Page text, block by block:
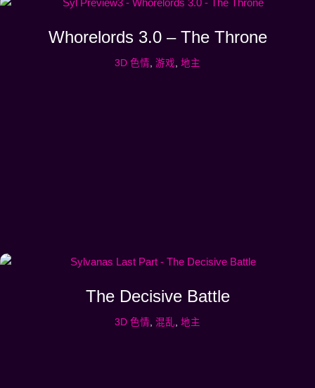
Whorelords 3.0 – The Throne
3D 色情 游戏 地主
The Decisive Battle
3D 色情 混乱 地主